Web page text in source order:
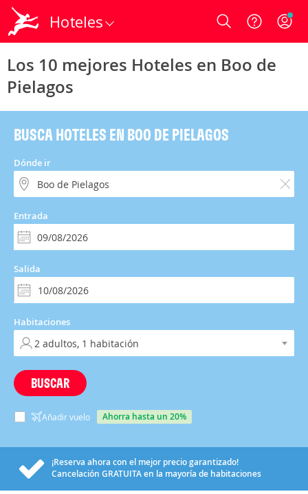
Hoteles Login
Los 10 mejores Hoteles en Boo de
Pielagos
BUSCA HOTELES EN BOO DE PIELAGOS
Dónde ir
Entrada
Salida
Habitaciones
BUSCAR
Añadir vuelo ahorra hasta un 20%
¡Reserva ahora con el mejor precio garantizado!
Cancelación GRATUITAen la mayoría de habitaciones